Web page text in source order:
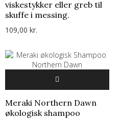
viskestykker eller greb til
skuffe i messing.
109,00 kr.
Meraki Northern Dawn
økologisk shampoo